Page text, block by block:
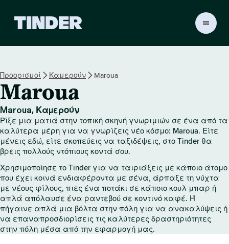
ή
ί
δ
α
T
n
d
e
r
Προορισμοί Καμερούν Maroua
Maroua
Maroua, Καμερούν
Ρίξε μια ματιά στην τοπική σκηνή γνωριμιών σε ένα από τα
καλύτερα μέρη για να γνωρίζεις νέο κόσμο: Maroua. Είτε
μένεις εδώ, είτε σκοπεύεις να ταξιδέψεις, στο Tinder θα
βρεις πολλούς ντόπιους κοντά σου.
Χρησιμοποίησε το Tinder για να ταιριάξεις με κάποιο άτομο
που έχει κοινά ενδιαφέροντα με σένα, άρπαξε τη νύχτα
με νέους φίλους, πιες ένα ποτάκι σε κάποιο κουλ μπαρ ή
απλά απόλαυσε ένα ραντεβού σε κοντινό καφέ. Ή
πήγαινε απλά μια βόλτα στην πόλη για να ανακαλύψεις ή
να επαναπροσδιορίσεις τις καλύτερες δραστηριότητες
στην πόλη μέσα από την εφαρμογή μας.